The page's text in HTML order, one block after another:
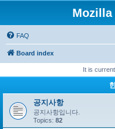
Mozilla
FAQ
Board index
It is
공지사항
공지사항입니다.
Topics: 82